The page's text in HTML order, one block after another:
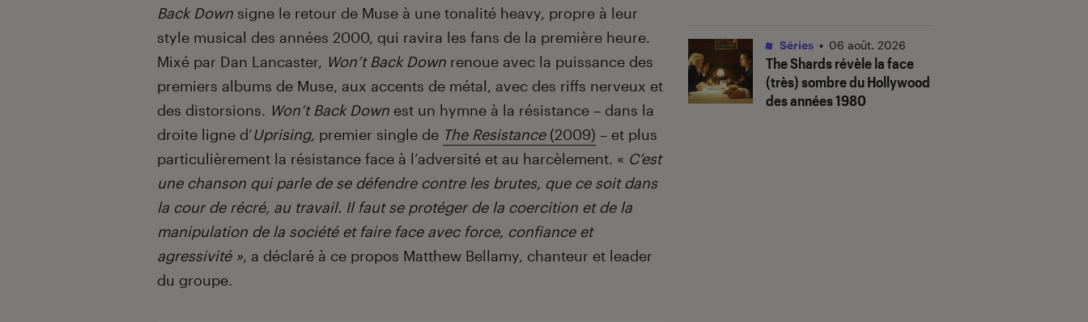
Back Down signe le retour de Muse à une tonalité heavy, propre à leur
style musical des années 2000, qui ravira les fans de la première heure.
Mixé par Dan Lancaster, Won’t Back Down renoue avec la puissance des
premiers albums de Muse, aux accents de métal, avec des riffs nerveux et
des distorsions. Won’t Back Down est un hymne à la résistance – dans la
droite ligne d’Uprising, premier single de The Resistance (2009) – et plus
particulièrement la résistance face à l’adversité et au harcèlement. « C’est
une chanson qui parle de se défendre contre les brutes, que ce soit dans
la cour de récré, au travail. Il faut se protéger de la coercition et de la
manipulation de la société et faire face avec force, confiance et
agressivité », a déclaré à ce propos Matthew Bellamy, chanteur et leader
du groupe.
The Shardsrévèle la face
(très) sombre du Hollywood
des années 1980
Séries • 06 août. 2026